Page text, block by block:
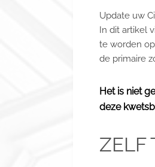
Update uw
In dit artikel
te worden
de primaire
Het is niet
deze
ZELF